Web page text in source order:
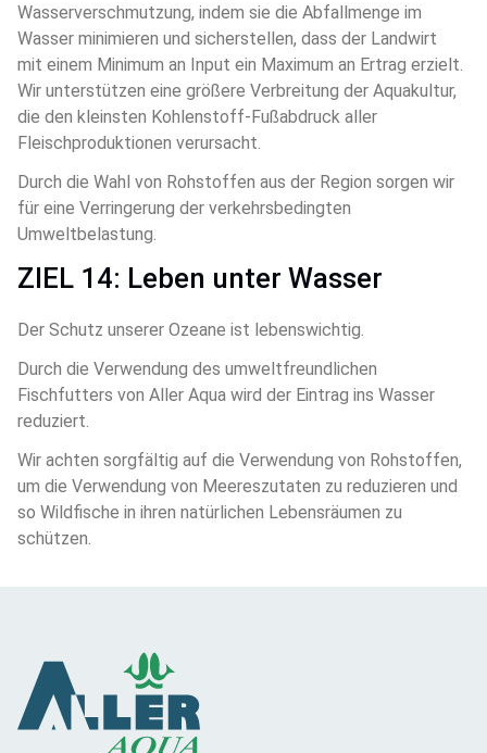
Wasserverschmutzung, indem sie die Abfallmenge im
Wasser minimieren und sicherstellen, dass der Landwirt
mit einem Minimum an Input ein Maximum an Ertrag erzielt.
Wir unterstützen eine größere Verbreitung der Aquakultur,
die den kleinsten Kohlenstoff-Fußabdruck aller
Fleischproduktionen verursacht.
Durch die Wahl von Rohstoffen aus der Region sorgen wir
für eine Verringerung der verkehrsbedingten
Umweltbelastung.
ZIEL 14: Leben unter Wasser
Der Schutz unserer Ozeane ist lebenswichtig.
Durch die Verwendung des umweltfreundlichen
Fischfutters von Aller Aqua wird der Eintrag ins Wasser
reduziert.
Wir achten sorgfältig auf die Verwendung von Rohstoffen,
um die Verwendung von Meereszutaten zu reduzieren und
so Wildfische in ihren natürlichen Lebensräumen zu
schützen.